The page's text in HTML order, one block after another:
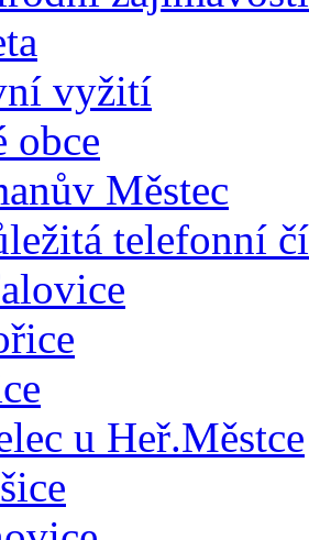
vyžití
obce
Městec
telefonní
u Heř.Městce